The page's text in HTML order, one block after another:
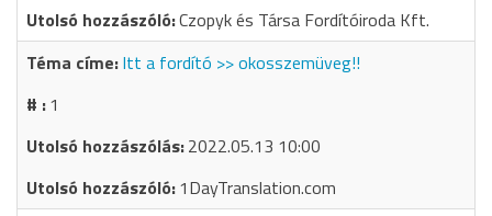
Czopyk és Társa Fordítóiroda Kft.
Itt a fordító >> okosszemüveg!!
1
2022.05.13 10:00
1DayTranslation.com